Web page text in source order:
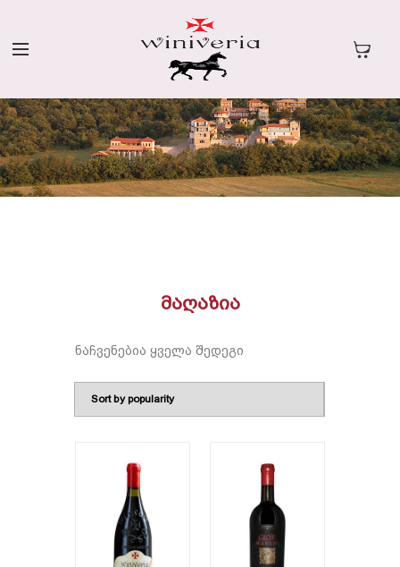
ᲛᲐᲦᲐᲖᲘᲐ
ნაჩვენებია ყველა შედეგი